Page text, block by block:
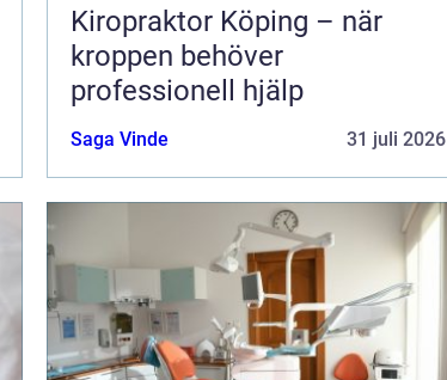
Kiropraktor Köping – när
kroppen behöver
professionell hjälp
Saga Vinde 31 juli 2026